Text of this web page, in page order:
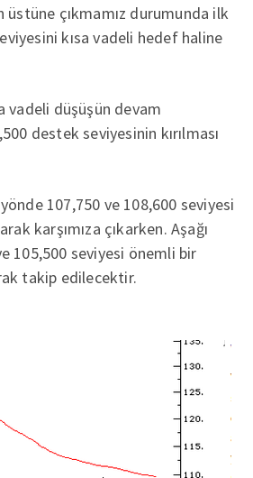
üstüne çıkmamız durumunda ilk
kısa vadeli hedef haline
vadeli düşüşün devam
destek seviyesinin kırılması
107,750 ve 108,600 seviyesi
karşımıza çıkarken. Aşağı
105,500 seviyesi önemli bir
takip edilecektir.